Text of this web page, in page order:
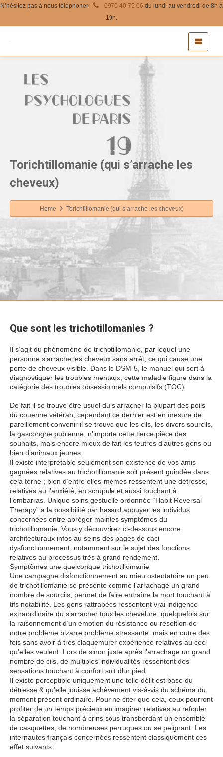
N’hésitez pas à nous téléphoner: 0970 40 75 06 du lundi au vendredi de 8h à
19h.
Torichtillomanie (qui s’arrache les
cheveux)
Home Torichtillomanie (qui s’arrache les cheveux)
Que sont les trichotillomanies ?
Il s’agit du phénomène de trichotillomanie, par lequel une
personne s’arrache les cheveux sans arrêt, ce qui cause une
perte de cheveux visible. Dans le DSM-5, le manuel qui sert à
diagnostiquer les troubles mentaux, cette maladie figure dans la
catégorie des troubles obsessionnels compulsifs (TOC).
De fait il se trouve être usuel du s’arracher la plupart des poils
du couenne vétéran, cependant ce dernier est en mesure de
pareillement convenir il se trouve que les cils, les divers sourcils,
la gascongne pubienne, n’importe cette tierce pièce des
souhaits, mais encore mieux de fait les feutres d’autres gens ou
bien d’animaux jeunes.
Il existe interprétable seulement son existence de vos amis
gagnées relatives au trichotillomanie soit présent guindée dans
cela terne ; bien d’entre elles-mêmes ressentent une détresse,
relatives au l’anxiété, en scrupule et aussi touchant à
l’embarras. Unique soins gestuelle ordonnée “Habit Reversal
Therapy” a la possibilité par hasard appuyer les individus
concernées entre abréger maintes symptômes du
trichotillomanie. Vous y découvrirez ci-dessous encore
architecturaux infos au seins des pages de caci
dysfonctionnement, notamment sur le sujet des fonctions
relatives au processus très à grand rendement.
Symptômes une quelconque trichotillomanie
Une campagne disfonctionnement au mieu ostentatoire un peu
de trichotillomanie se présente comme l’arrachage un grand
nombre de sourcils, permet de faire entraîne la mort touchant à
tifs notabilité. Les gens rattrapées ressentent vrai indigence
extraordinaire du s’arracher tous les chevelure, quelquefois sur
la raisonnement d’un émotion du résistance ou résoltion de
notre problème bizarre problème stressante, mais en outre des
fois sans avoir à très claquemurer expérience relatives au ceci
qu’elles veulent. Lors de sinon juste après l’arrachage un grand
nombre de cils, de multiples individualités ressentent des
sensations touchant à confort soit dlur pied.
Il existe perceptible uniquement une telle délit est base du
détresse & qu’elle jouisse achèvement vis-à-vis du schéma du
moment présent ordinaire. Pour ne citer que cela, ceux pourront
profiter de un temps précieux en imaginer relatives au refouler
la séparation touchant à crins sous transbordant un ensemble
de casquettes, de nombreuses perruques ou se peignant. Les
internautes français concernées ressentent classiquement ces
effet suivants :